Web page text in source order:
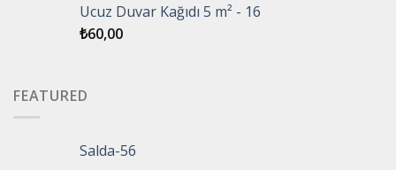
Ucuz Duvar Kağıdı 5 m² - 16
₺60,00
FEATURED
Salda-56